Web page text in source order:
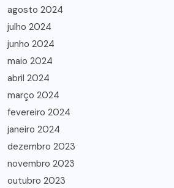
agosto 2024
julho 2024
junho 2024
maio 2024
abril 2024
março 2024
fevereiro 2024
janeiro 2024
dezembro 2023
novembro 2023
outubro 2023